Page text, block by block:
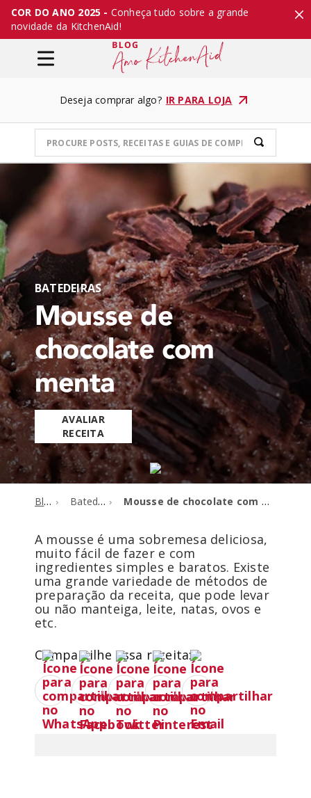
COR DO ANO 2025 - Conheça tudo sobre a grande
novidade da KitchenAid!
Deseja comprar algo? IR PARA LOJA
BATEDEIRAS
Mousse de
chocolate com
menta
AVALIAR
RECEITA
Blog Batedeiras Mousse de chocolate com menta
A mousse é uma sobremesa deliciosa,
muito fácil de fazer e com
ingredientes simples e baratos. Existe
uma grande variedade de métodos de
preparação da receita, que pode levar
ou não manteiga, leite, natas, ovos e
etc.
Compartilhe essa receita: